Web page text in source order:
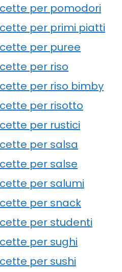
per pomodori
per primi piatti
per puree
per riso
per riso bimby
per risotto
per rustici
per salsa
per salse
per salumi
per snack
per studenti
per sughi
per sushi